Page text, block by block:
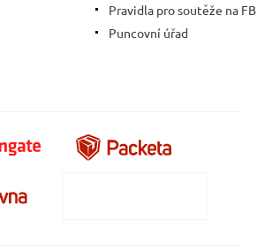
Pravidla pro soutěže na FB
Puncovní úřad